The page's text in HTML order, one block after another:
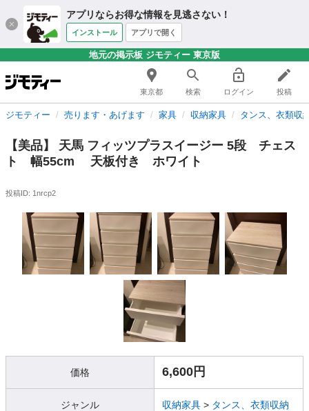
アプリならお得な情報を見逃さない！
インストール アプリで開く
地元の掲示板 ジモティー 東京版
東京都 検索 ログイン 投稿
ジモティー 売ります・あげます 家具 収納家具 タンス、衣類収
【美品】 天馬 フィッツプラスイージー 5段 チェス
ト 幅55cm 天板付き ホワイト
投稿ID: 1nrcp2
価格 6,600円
ジャンル 収納家具 > タンス、衣類収納